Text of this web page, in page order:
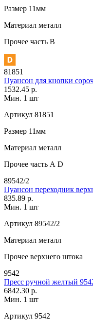
Размер 11мм
Материал металл
Прочее часть В
81851
Пуансон для кнопки
1532.45 р.
Мин. 1 шт
Артикул 81851
Размер 11мм
Материал металл
Прочее часть А D
89542/2
Пуансон переходник
835.89 р.
Мин. 1 шт
Артикул 89542/2
Материал металл
Прочее верхнего штока
9542
Пресс ручной желтый
6842.30 р.
Мин. 1 шт
Артикул 9542